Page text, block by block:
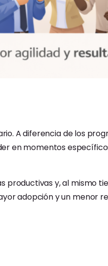
A diferencia de los
en momentos
productivas y, al mismo
adopción y un menor